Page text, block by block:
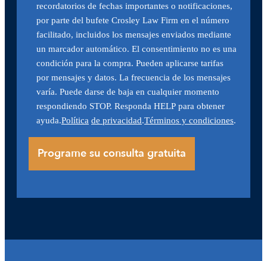
recordatorios de fechas importantes o notificaciones,
por parte del bufete Crosley Law Firm en el número
facilitado, incluidos los mensajes enviados mediante
un marcador automático. El consentimiento no es una
condición para la compra. Pueden aplicarse tarifas
por mensajes y datos. La frecuencia de los mensajes
varía. Puede darse de baja en cualquier momento
respondiendo STOP. Responda HELP para obtener
ayuda.Política de privacidad.Términos y condiciones.